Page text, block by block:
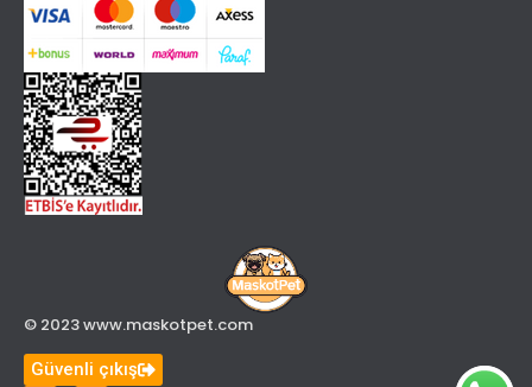
© 2023 www.maskotpet.com
Güvenli çıkış